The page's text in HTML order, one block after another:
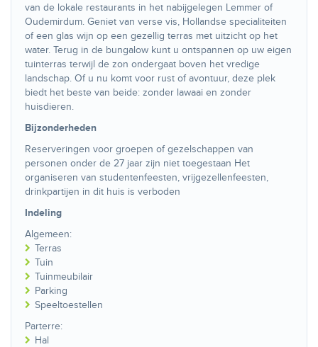
van de lokale restaurants in het nabijgelegen Lemmer of
Oudemirdum. Geniet van verse vis, Hollandse specialiteiten
of een glas wijn op een gezellig terras met uitzicht op het
water. Terug in de bungalow kunt u ontspannen op uw eigen
tuinterras terwijl de zon ondergaat boven het vredige
landschap. Of u nu komt voor rust of avontuur, deze plek
biedt het beste van beide: zonder lawaai en zonder
huisdieren.
Bijzonderheden
Reserveringen voor groepen of gezelschappen van
personen onder de 27 jaar zijn niet toegestaan Het
organiseren van studentenfeesten, vrijgezellenfeesten,
drinkpartijen in dit huis is verboden
Indeling
Algemeen:
Terras
Tuin
Tuinmeubilair
Parking
Speeltoestellen
Parterre:
Hal